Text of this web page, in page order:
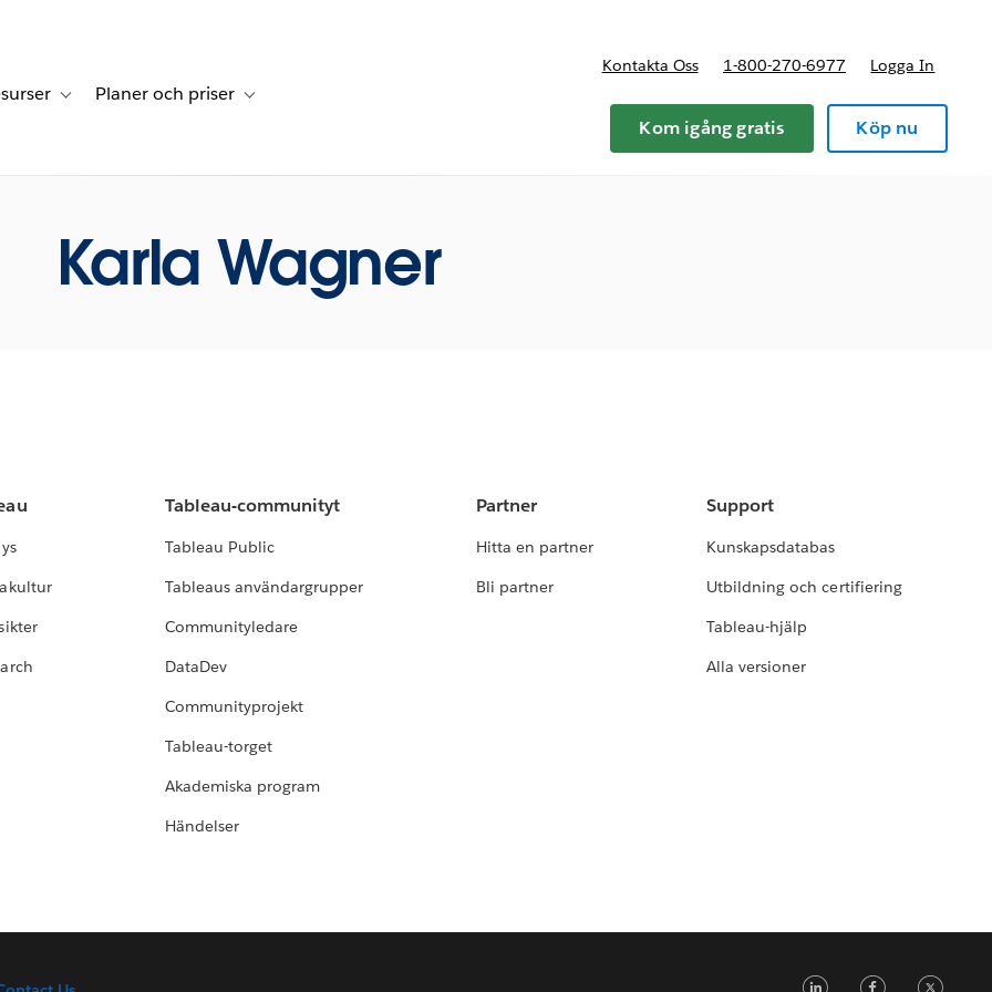
navigation for Lösningar
Toggle sub-navigation for Resurser
Planer och priser Toggle sub-navigation for Planer och priser
Kontakta Oss 1-800-270-6977 Logga In
Kom igång gratis Köp nu
Karla Wagner
Tableau-communityt
Tableau Public
Tableaus användargrupper
Communityledare
DataDev
Communityprojekt
Tableau-torget
Akademiska program
Händelser
Partner
Hitta en partner
Bli partner
Support
Kunskapsdatabas
Utbildning och certifiering
Tableau-hjälp
Alla versioner